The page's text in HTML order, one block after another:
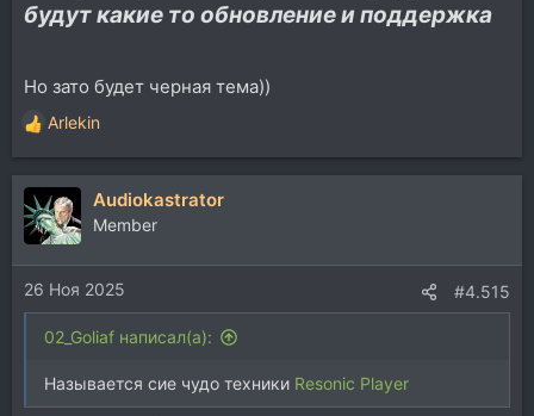
будут какие то обновление и поддержка
Но зато будет черная тема))
Р
е
а
к
ц
и
и
:
Arlekin
Audiokastrator
Member
26 Ноя 2025 #4.515
02_Goliaf написал(а):
Называется сие чудо техники Resonic Player